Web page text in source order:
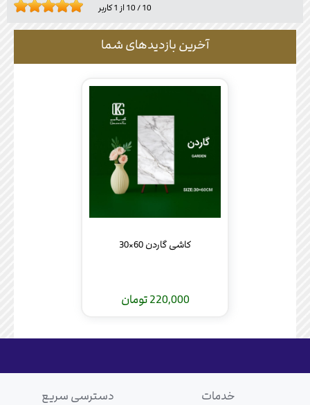
10/10 از 1کاربر
آخرین بازدیدهای شما
کاشی گاردن 60×30
220,000 تومان
خدمات دسترسی سریع